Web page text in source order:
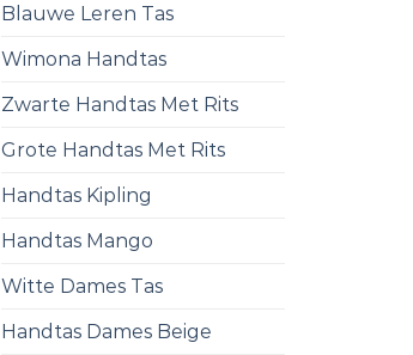
Blauwe Leren Tas
Wimona Handtas
Zwarte Handtas Met Rits
Grote Handtas Met Rits
Handtas Kipling
Handtas Mango
Witte Dames Tas
Handtas Dames Beige